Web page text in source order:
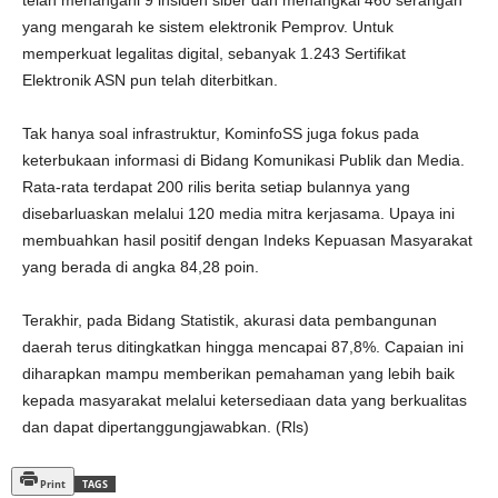
yang mengarah ke sistem elektronik Pemprov. Untuk
memperkuat legalitas digital, sebanyak 1.243 Sertifikat
Elektronik ASN pun telah diterbitkan.
Tak hanya soal infrastruktur, KominfoSS juga fokus pada
keterbukaan informasi di Bidang Komunikasi Publik dan Media.
Rata-rata terdapat 200 rilis berita setiap bulannya yang
disebarluaskan melalui 120 media mitra kerjasama. Upaya ini
membuahkan hasil positif dengan Indeks Kepuasan Masyarakat
yang berada di angka 84,28 poin.
Terakhir, pada Bidang Statistik, akurasi data pembangunan
daerah terus ditingkatkan hingga mencapai 87,8%. Capaian ini
diharapkan mampu memberikan pemahaman yang lebih baik
kepada masyarakat melalui ketersediaan data yang berkualitas
dan dapat dipertanggungjawabkan. (Rls)
Print TAGS